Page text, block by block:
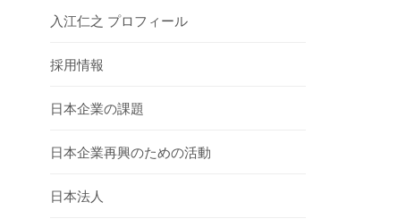
入江仁之 プロフィール
採用情報
日本企業の課題
日本企業再興のための活動
日本法人